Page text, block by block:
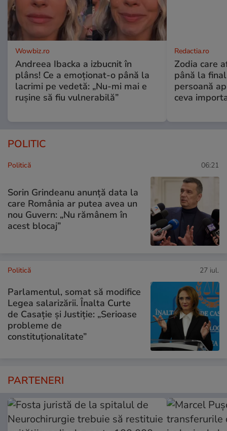
Wowbiz.ro
Andreea Ibacka a izbucnit în
plâns! Ce a emoționat-o până la
lacrimi pe vedetă: „Nu-mi mai e
rușine să fiu vulnerabilă”
Redactia.ro
Zodia care
până la
persoană
ceva
POLITIC
Politică 06:21
Sorin Grindeanu anunță data la
care România ar putea avea un
nou Guvern: „Nu rămânem în
acest blocaj”
Politică 27 iul.
Parlamentul, somat să modifice
Legea salarizării. Înalta Curte
de Casație și Justiție: „Serioase
probleme de
constituționalitate”
PARTENERI